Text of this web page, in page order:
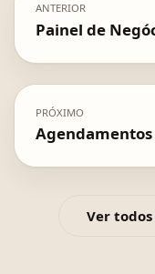
ANTERIOR
Painel de
PRÓXIMO
Agendamentos
Ver